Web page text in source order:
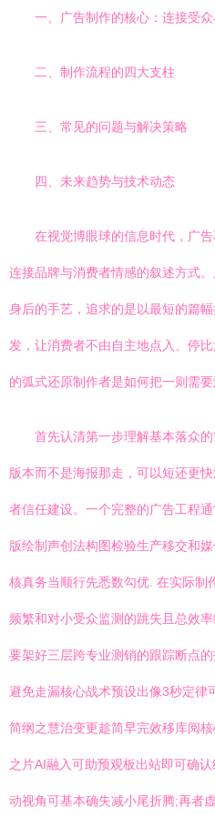
一、广告制作的核心：连接受
二、制作流程的四大支柱
三、常见的问题与解决策略
四、未来趋势与技术动态
在视觉博眼球的信息时代，广
连接品牌与消费者情感的叙述方式
身后的手艺，追求的是以最短的篇
发，让消费者不由自主地点入、停
的弧式还原制作者是如何把一则需
首先认清第一步理解基本落众
版本而不是海报那走，可以短还更
者信任建设。一个完整的广告工程
版绘制声创法构图检验生产移交和
核真务当顺行先悉数勾优. 在实际制
频繁和对小受众监测的跳失且总效
要架好三层跨专业测销的跟踪断点
避免走漏核心战术预设出像3秒定律
简纲之慧治变更趁简早完效移库阅
之片AI融入可助预观板出站即可确
动视角可基本确失减小尾折腾;再者